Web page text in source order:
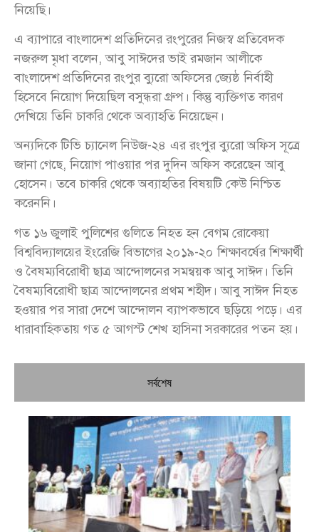
নিয়েছি।
এ ব্যাপারে বাংলাদেশ প্রতিদিনের রংপুরের নিজস্ব প্রতিবেদক
নজরুল মৃধা বলেন, আবু সাঈদের ভাই রমজান আলীকে
বাংলাদেশ প্রতিদিনের রংপুর ব্যুরো অফিসের জ্যেষ্ঠ নির্বাহী
হিসেবে নিয়োগ দিয়েছিল বসুন্ধরা গ্রুপ। কিন্তু ব্যক্তিগত কারণ
দেখিয়ে তিনি চাকরি থেকে অব্যাহতি নিয়েছেন।
অন্যদিকে টিভি চ্যানেল নিউজ-২৪ এর রংপুর ব্যুরো অফিস সূত্রে
জানা গেছে, নিয়োগ পাওয়ার পর দুদিন অফিস করেছেন আবু
হোসেন। তবে চাকরি থেকে অব্যাহতির বিষয়টি কেউ নিশ্চিত
করেননি।
গত ১৬ জুলাই পুলিশের গুলিতে নিহত হন বেগম রোকেয়া
বিশ্ববিদ্যালয়ের ইংরেজি বিভাগের ২০১৯-২০ শিক্ষাবর্ষের শিক্ষার্থী
ও বৈষম্যবিরোধী ছাত্র আন্দোলনের সমন্বয়ক আবু সাঈদ। তিনি
বৈষম্যবিরোধী ছাত্র আন্দোলনের প্রথম শহীদ। আবু সাঈদ নিহত
হওয়ার পর সারা দেশে আন্দোলন ব্যাপকভাবে ছড়িয়ে পড়ে। এর
ধারাবাহিকতায় গত ৫ আগস্ট শেখ হাসিনা সরকারের পতন হয়।
সর্বশেষ